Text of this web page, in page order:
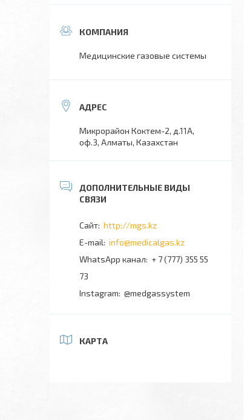
Медицинские газовые системы
Микрорайон Коктем-2, д.11А,
оф.3, Алматы, Казахстан
http://mgs.kz
info@medicalgas.kz
WhatsApp канал
+ 7 (777) 355 55
73
Instagram @medgassystem
КАРТА